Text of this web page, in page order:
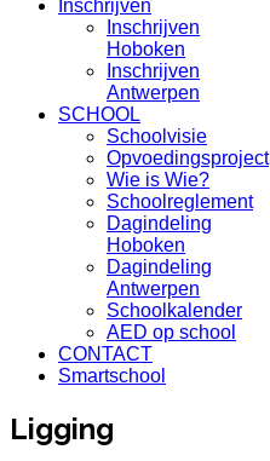
Inschrijven
Inschrijven
Hoboken
Inschrijven
Antwerpen
SCHOOL
Schoolvisie
Opvoedingsproject
Wie is Wie?
Schoolreglement
Dagindeling
Hoboken
Dagindeling
Antwerpen
Schoolkalender
AED op school
CONTACT
Smartschool
Ligging